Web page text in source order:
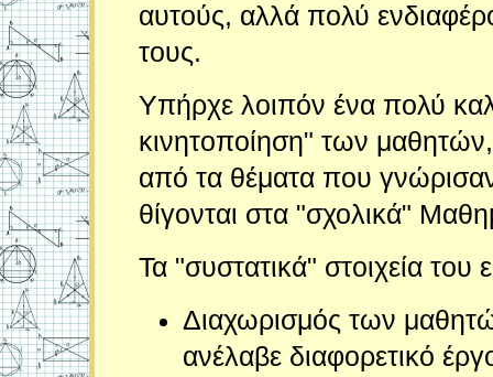
αυτούς, αλλά πολύ
τους.
Υπήρχε λοιπόν ένα πολύ
κινητοποίηση" των
από τα θέματα που
θίγονται στα "σχολικά"
Τα "συστατικά" στοιχεία
Διαχωρισμός των
ανέλαβε διαφορετικό